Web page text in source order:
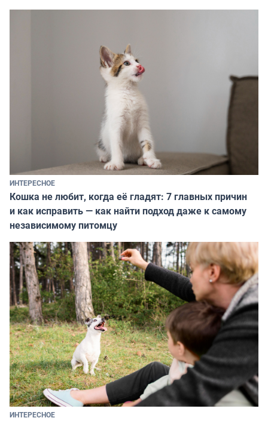
ИНТЕРЕСНОЕ
Кошка не любит, когда её гладят: 7 главных причин
и как исправить — как найти подход даже к самому
независимому питомцу
ИНТЕРЕСНОЕ